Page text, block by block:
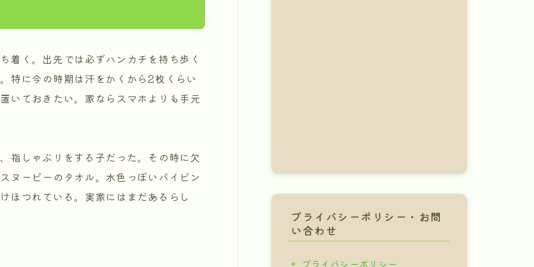
く。出先では必ずハンカチを持ち歩く
特に今の時期は汗をかくから2枚くらい
いておきたい。家ならスマホよりも手元
しゃぶりをする子だった。その時に欠
ヌーピーのタオル。水色っぽいパイピン
ほつれている。実家にはまだあるらし
プライバシーポリシー・お問
い合わせ
プライバシーポリシー